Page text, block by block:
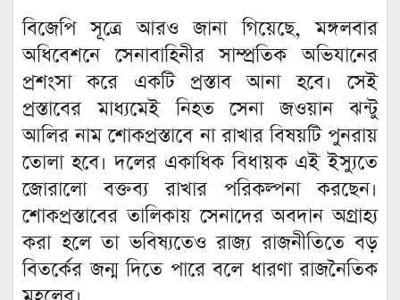
বিজেপি সূত্রে আরও জানা গিয়েছে, মঙ্গলবার
অধিবেশনে সেনাবাহিনীর সাম্প্রতিক অভিযানের
প্রশংসা করে একটি প্রস্তাব আনা হবে। সেই
প্রস্তাবের মাধ্যমেই নিহত সেনা জওয়ান ঝন্টু
আলির নাম শোকপ্রস্তাবে না রাখার বিষয়টি পুনরায়
তোলা হবে। দলের একাধিক বিধায়ক এই ইস্যুতে
জোরালো বক্তব্য রাখার পরিকল্পনা করছেন।
শোকপ্রস্তাবের তালিকায় সেনাদের অবদান অগ্রাহ্য
করা হলে তা ভবিষ্যতেও রাজ্য রাজনীতিতে বড়
বিতর্কের জন্ম দিতে পারে বলে ধারণা রাজনৈতিক